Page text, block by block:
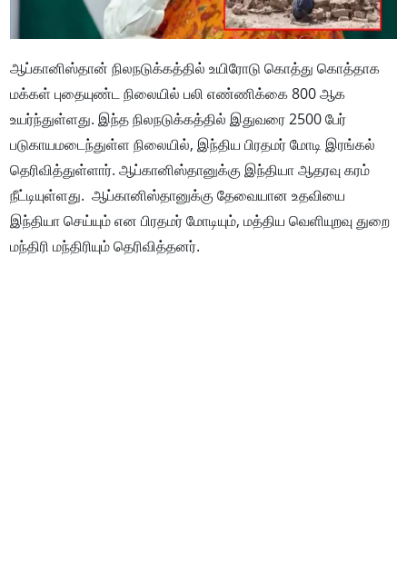
ஆப்கானிஸ்தான் நிலநடுக்கத்தில் உயிரோடு கொத்து கொத்தாக
மக்கள் புதையுண்ட நிலையில் பலி எண்ணிக்கை 800 ஆக
உயர்ந்துள்ளது. இந்த நிலநடுக்கத்தில் இதுவரை 2500 பேர்
படுகாயமடைந்துள்ள நிலையில், இந்திய பிரதமர் மோடி இரங்கல்
தெரிவித்துள்ளார். ஆப்கானிஸ்தானுக்கு இந்தியா ஆதரவு கரம்
நீட்டியுள்ளது. ஆப்கானிஸ்தானுக்கு தேவையான உதவியை
இந்தியா செய்யும் என பிரதமர் மோடியும், மத்திய வெளியுறவு துறை
மந்திரி மந்திரியும் தெரிவித்தனர்.